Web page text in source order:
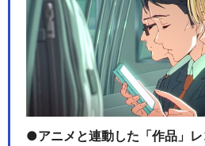
アニメと連動した「作品」